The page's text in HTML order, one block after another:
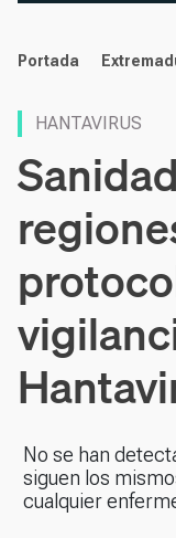
noticias
Portada
HANTAVIRUS
No se han
siguen los
cualquier